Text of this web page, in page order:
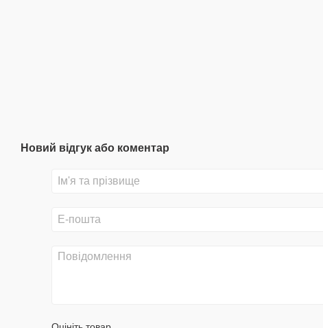
Новий відгук або коментар